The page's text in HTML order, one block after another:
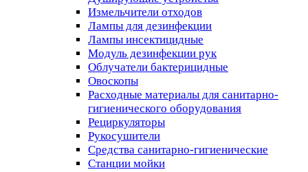
Измельчители отходов
Лампы для дезинфекции
Лампы инсектицидные
Модуль дезинфекции рук
Облучатели бактерицидные
Овоскопы
Расходные материалы для санитарно-
гигиенического оборудования
Рециркуляторы
Рукосушители
Средства санитарно-гигиенические
Станции мойки